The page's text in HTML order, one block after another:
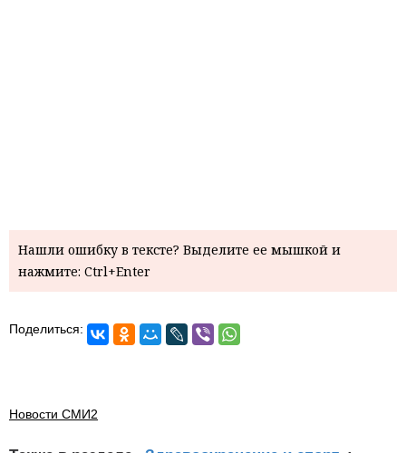
Нашли ошибку в тексте? Выделите ее мышкой и
нажмите: Ctrl+Enter
Поделиться:
Новости СМИ2